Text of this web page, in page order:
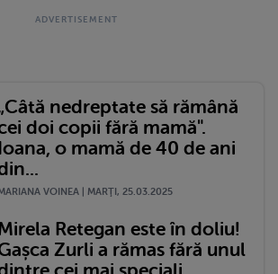
nedreptate să rămână
doi copii fără mamă".
o mamă de 40 de ani
VOINEA | MARŢI, 25.03.2025
Retegan este în doliu!
Zurli a rămas fără unul